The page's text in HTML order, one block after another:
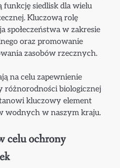
siedlisk dla wielu
Kluczową rolę
społeczeństwa w zakresie
oraz promowanie
zasobów rzecznych.
na celu zapewnienie
różnorodności biologicznej
kluczowy element
wodnych w naszym kraju.
celu ochrony